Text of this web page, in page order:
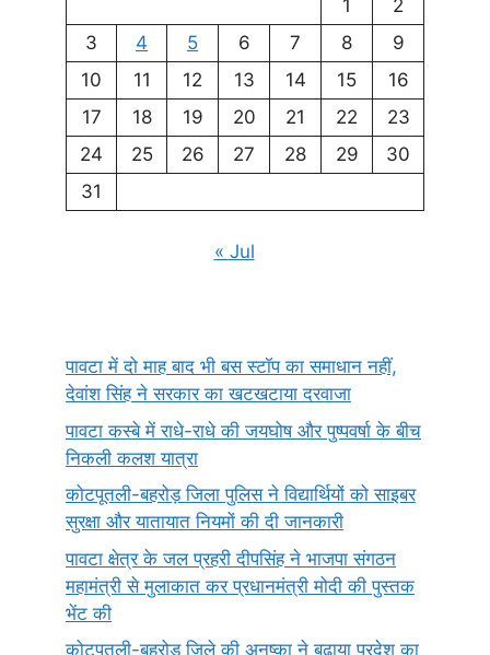
1
2
3
4 5 6 7 8
9
10
11 12 13 14 15
16
17
18 19 20 21 22
23
24
25 26 27 28 29
30
31
« Jul
पावटा में दो माह बाद भी बस स्टॉप का समाधान नहीं,
देवांश सिंह ने सरकार का खटखटाया दरवाजा
पावटा कस्बे में राधे-राधे की जयघोष और पुष्पवर्षा के बीच
निकली कलश यात्रा
कोटपूतली-बहरोड़ जिला पुलिस ने विद्यार्थियों को साइबर
सुरक्षा और यातायात नियमों की दी जानकारी
पावटा क्षेत्र के जल प्रहरी दीपसिंह ने भाजपा संगठन
महामंत्री से मुलाकात कर प्रधानमंत्री मोदी की पुस्तक
भेंट की
कोटपूतली-बहरोड़ जिले की अनुष्का ने बढ़ाया प्रदेश का